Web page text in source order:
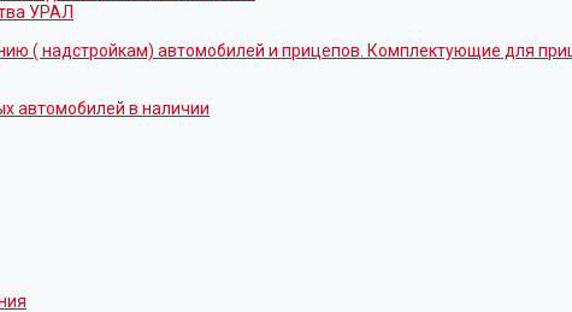
УРАЛ
( надстройкам) автомобилей и прицепов. Комплектующие для
автомобилей в наличии